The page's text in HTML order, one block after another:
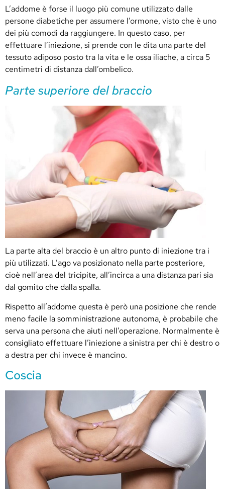
L’addome è forse il luogo più comune utilizzato dalle
persone diabetiche per assumere l’ormone, visto che è uno
dei più comodi da raggiungere. In questo caso, per
effettuare l’iniezione, si prende con le dita una parte del
tessuto adiposo posto tra la vita e le ossa iliache, a circa 5
centimetri di distanza dall’ombelico.
Parte superiore del braccio
La parte alta del braccio è un altro punto di iniezione tra i
più utilizzati. L’ago va posizionato nella parte posteriore,
cioè nell’area del tricipite, all’incirca a una distanza pari sia
dal gomito che dalla spalla.
Rispetto all’addome questa è però una posizione che rende
meno facile la somministrazione autonoma, è probabile che
serva una persona che aiuti nell’operazione. Normalmente è
consigliato effettuare l’iniezione a sinistra per chi è destro o
a destra per chi invece è mancino.
Coscia